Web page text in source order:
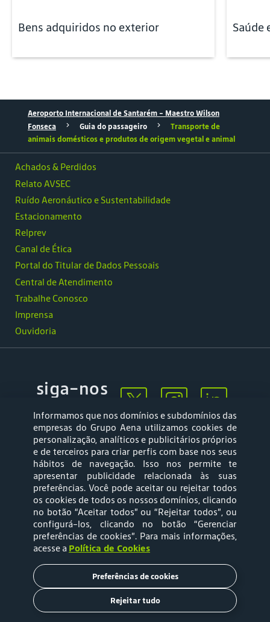
Bens adquiridos no exterior Saúde
Aeroporto Internacional de Santarém – Maestro Wilson
Fonseca
Guia do passageiro
Transporte de
animais domésticos e produtos de origem vegetal e animal
Ouvidoria
Achados & Perdidos
Relato AVSEC
Ruído Aeronáutico e Sustentabilidade
Estacionamento
Relprev
Canal de Ética
Portal do Titular de Dados Pessoais
Central de Atendimento
Trabalhe Conosco
Imprensa
siga-nos
Mapa web
Política de
Privacidade
Política de Cookies
Termos e Condições
de Uso
Tarifas
Informamos que nos domínios e subdomínios das
empresas do Grupo Aena utilizamos cookies de
personalização, analíticos e publicitários próprios
e de terceiros para criar perfis com base nos seus
hábitos de navegação. Isso nos permite te
apresentar publicidade relacionada às suas
preferências. Você pode aceitar ou rejeitar todos
os cookies de todos os nossos domínios, clicando
no botão “Aceitar todos” ou “Rejeitar todos”, ou
configurá-los, clicando no botão “Gerenciar
preferências de cookies”. Para mais informações,
acesse a Política de Cookies
Preferências de cookies
Rejeitar tudo